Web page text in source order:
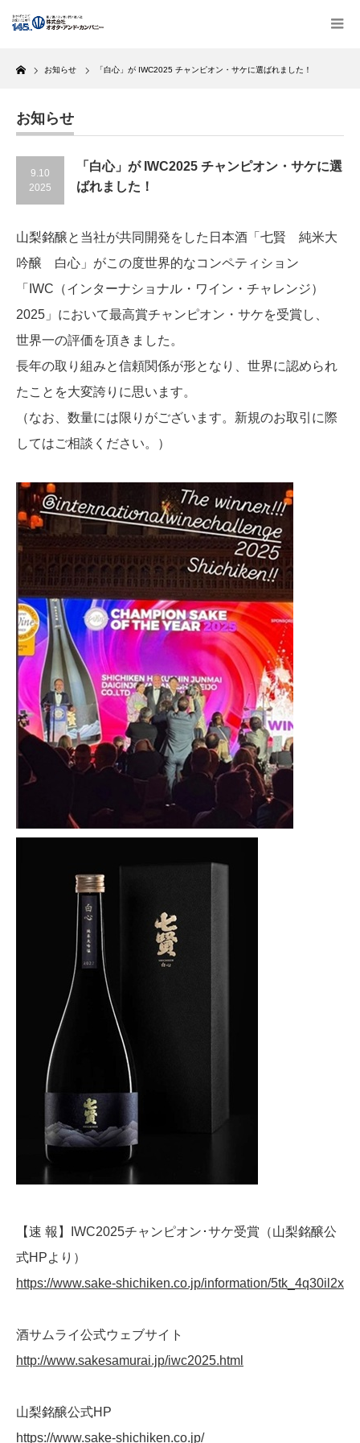
Home
お知らせ 「白心」が IWC2025 チャンピオン・サケに選ばれました！
お知らせ
9.10
2025
「白心」が IWC2025 チャンピオン・サケに選
ばれました！
山梨銘醸と当社が共同開発をした日本酒「七賢 純米大
吟醸 白心」がこの度世界的なコンペティション
「IWC（インターナショナル・ワイン・チャレンジ）
2025」において最高賞チャンピオン・サケを受賞し、
世界一の評価を頂きました。
長年の取り組みと信頼関係が形となり、世界に認められ
たことを大変誇りに思います。
（なお、数量には限りがございます。新規のお取引に際
してはご相談ください。）
【速 報】IWC2025チャンピオン･サケ受賞（山梨銘醸公
式HPより）
https://www.sake-shichiken.co.jp/information/5tk_4q30il2x
酒サムライ公式ウェブサイト
http://www.sakesamurai.jp/iwc2025.html
山梨銘醸公式HP
https://www.sake-shichiken.co.jp/